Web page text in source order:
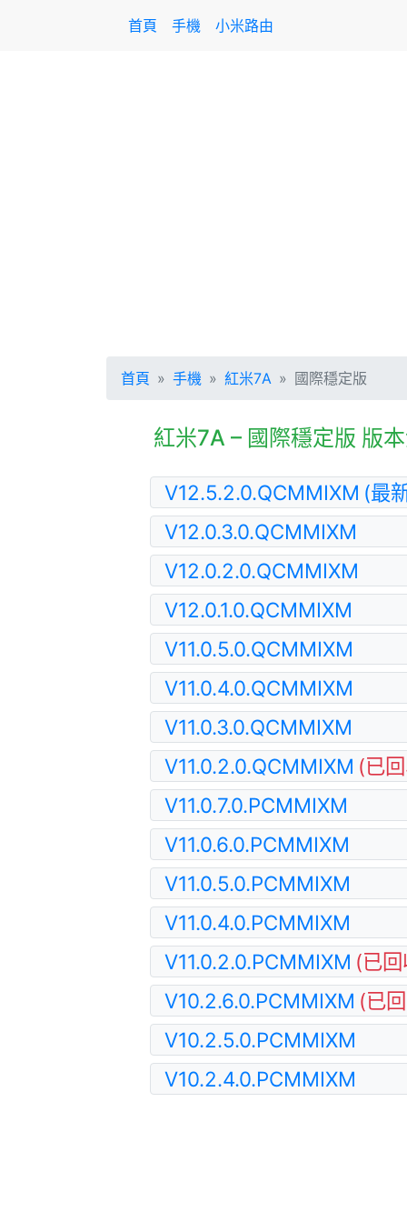
首頁 手機 小米路由
首頁 手機 紅米7A 國際穩定版
紅米7A – 國際穩定版 版
V12.5.2.0.QCMMIXM (最
V12.0.3.0.QCMMIXM
V12.0.2.0.QCMMIXM
V12.0.1.0.QCMMIXM
V11.0.5.0.QCMMIXM
V11.0.4.0.QCMMIXM
V11.0.3.0.QCMMIXM
V11.0.2.0.QCMMIXM (已
V11.0.7.0.PCMMIXM
V11.0.6.0.PCMMIXM
V11.0.5.0.PCMMIXM
V11.0.4.0.PCMMIXM
V11.0.2.0.PCMMIXM (已回
V10.2.6.0.PCMMIXM (已
V10.2.5.0.PCMMIXM
V10.2.4.0.PCMMIXM